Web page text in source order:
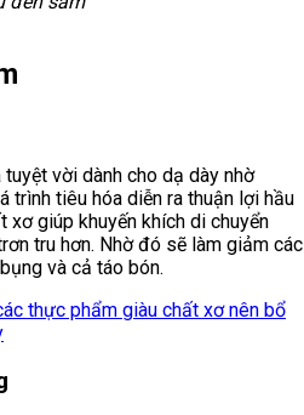
vời dành cho dạ dày nhờ
trình tiêu hóa diễn ra thuận lợi hầu
xơ giúp khuyến khích di chuyển
tru hơn. Nhờ đó sẽ làm giảm các
và cả táo bón.
thực phẩm giàu chất xơ nên bổ